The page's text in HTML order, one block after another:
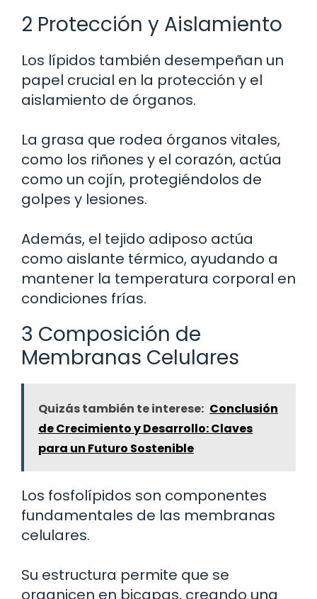
2 Protección y Aislamiento
Los lípidos también desempeñan un
papel crucial en la protección y el
aislamiento de órganos.
La grasa que rodea órganos vitales,
como los riñones y el corazón, actúa
como un cojín, protegiéndolos de
golpes y lesiones.
Además, el tejido adiposo actúa
como aislante térmico, ayudando a
mantener la temperatura corporal en
condiciones frías.
3 Composición de
Membranas Celulares
Quizás también te interese: Conclusión
de Crecimiento y Desarrollo: Claves
para un Futuro Sostenible
Los fosfolípidos son componentes
fundamentales de las membranas
celulares.
Su estructura permite que se
organicen en bicapas, creando una